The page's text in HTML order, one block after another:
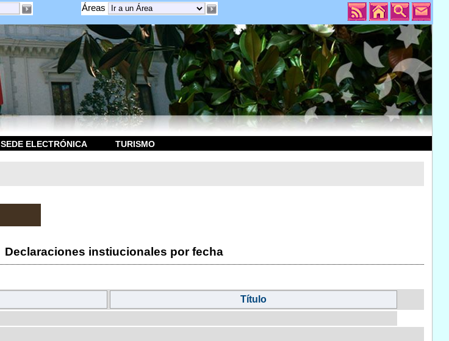
Áreas
SEDE ELECTRÓNICA TURISMO
Declaraciones instiucionales por fecha
Título